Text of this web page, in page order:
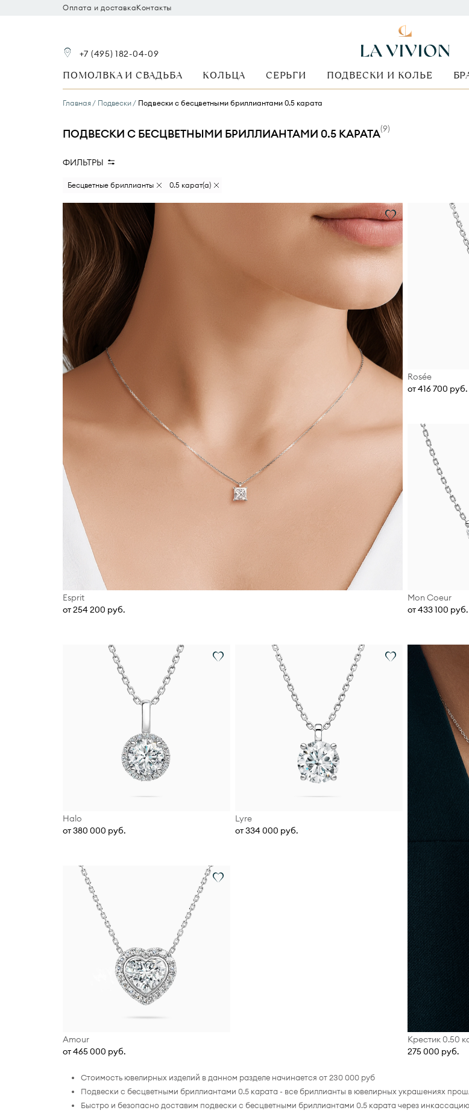
Оплата и доставкаКонтакты
+7 (495) 182-04-09
ПОМОЛВКА И СВАДЬБА КОЛЬЦА СЕРЬГИ ПОДВЕСКИ И КОЛЬЕ
Главная Подвески Подвески с бесцветными бриллиантами 0.5 карата
ПОДВЕСКИ С БЕСЦВЕТНЫМИ БРИЛЛИАНТАМИ 0.5 КАРАТА(9)
ФИЛЬТРЫ
Бесцветные бриллианты 0.5 карат(а)
Esprit
от 254 200 руб.
Rosée
от 416 700 руб.
Mon Coeur
от 433 100 руб.
Крестик 0.50
275 000 руб.
Halo
от 380 000 руб.
Lyre
от 334 000 руб.
Amour
от 465 000 руб.
Стоимость ювелирных изделий в данном разделе начинается от 230 000 руб
Подвески с бесцветными бриллиантами 0.5 карата - все бриллианты в ювелирных украшениях
Быстро и безопасно доставим подвески с бесцветными бриллиантами 0.5 карата через